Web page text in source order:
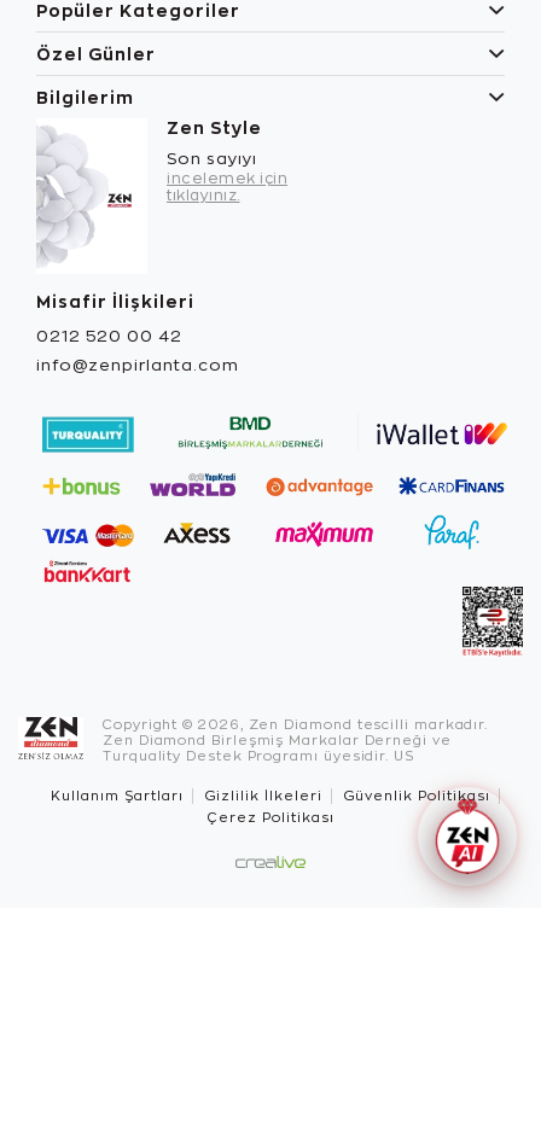
Popüler Kategoriler
Özel Günler
Bilgilerim
Zen Style
Son sayıyı
incelemek için
tıklayınız.
Misafir İlişkileri
0212 520 00 42
info@zenpirlanta.com
Copyright © 2026, Zen Diamond tescilli markadır.
Zen Diamond Birleşmiş Markalar Derneği ve
Turquality Destek Programı üyesidir. US
Kullanım Şartları Gizlilik İlkeleri
Güvenlik Politikası
Çerez Politikası